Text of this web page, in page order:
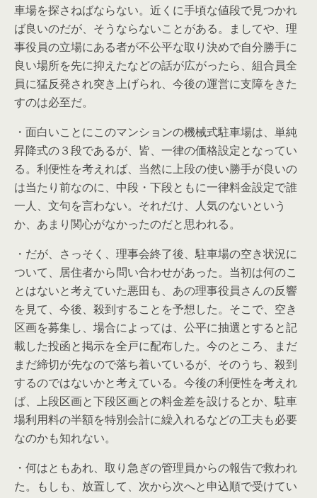
車場を探さねばならない。近くに手頃な値段で見つかれ
ば良いのだが、そうならないことがある。ましてや、理
事役員の立場にある者が不公平な取り決めで自分勝手に
良い場所を先に抑えたなどの話が広がったら、組合員全
員に猛反発され突き上げられ、今後の運営に支障をきた
すのは必至だ。
・面白いことにこのマンションの機械式駐車場は、単純
昇降式の３段であるが、皆、一律の価格設定となってい
る。利便性を考えれば、当然に上段の使い勝手が良いの
は当たり前なのに、中段・下段ともに一律料金設定で誰
一人、文句を言わない。それだけ、人気のないという
か、あまり関心がなかったのだと思われる。
・だが、さっそく、理事会終了後、駐車場の空き状況に
ついて、居住者から問い合わせがあった。当初は何のこ
とはないと考えていた悪田も、あの理事役員さんの反響
を見て、今後、殺到することを予想した。そこで、空き
区画を募集し、場合によっては、公平に抽選とすると記
載した投函と掲示を全戸に配布した。今のところ、まだ
まだ締切が先なので落ち着いているが、そのうち、殺到
するのではないかと考えている。今後の利便性を考えれ
ば、上段区画と下段区画との料金差を設けるとか、駐車
場利用料の半額を特別会計に繰入れるなどの工夫も必要
なのかも知れない。
・何はともあれ、取り急ぎの管理員からの報告で救われ
た。もしも、放置して、次から次へと申込順で受けてい